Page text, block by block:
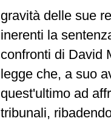
gravità delle sue
inerenti la
confronti di David
legge che, a suo
quest'ultimo ad
tribunali,